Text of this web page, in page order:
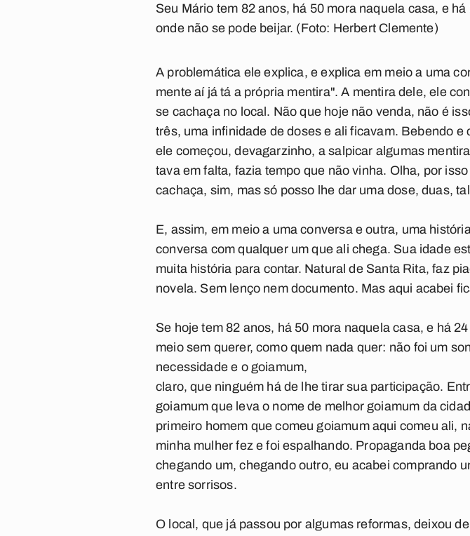
Seu Mário tem 82 anos, há 50 mora naquela casa, e
onde não se pode beijar. (Foto: Herbert Clemente)
A problemática ele explica, e explica em meio a uma
mente aí já tá a própria mentira". A mentira dele, ele
se cachaça no local. Não que hoje não venda, não é
três, uma infinidade de doses e ali ficavam. Bebendo
ele começou, devagarzinho, a salpicar algumas
tava em falta, fazia tempo que não vinha. Olha, por
cachaça, sim, mas só posso lhe dar uma dose, duas,
E, assim, em meio a uma conversa e outra, uma
conversa com qualquer um que ali chega. Sua idade
muita história para contar. Natural de Santa Rita, faz
novela. Sem lenço nem documento. Mas aqui acabei
Se hoje tem 82 anos, há 50 mora naquela casa, e há
meio sem querer, como quem nada quer: não foi um
necessidade e o goiamum,
claro, que ninguém há de lhe tirar sua participação.
goiamum que leva o nome de melhor goiamum da
primeiro homem que comeu goiamum aqui comeu ali,
minha mulher fez e foi espalhando. Propaganda boa
chegando um, chegando outro, eu acabei comprando
entre sorrisos.
O local, que já passou por algumas reformas, deixou